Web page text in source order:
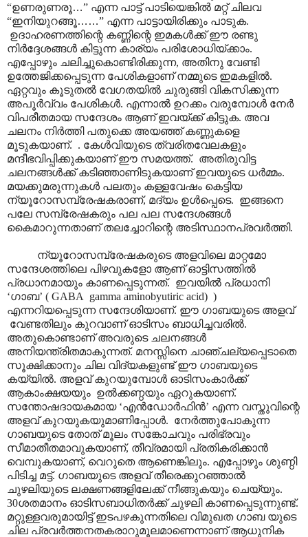
“ഉണരുണരൂ…” എന്ന പാട്ട് പാടിയെങ്കിൽ മറ്റ് ചിലവ
“ഇനിയുറങ്ങൂ……” എന്ന പാട്ടായിരിക്കും പാടുക.
ഉദാഹരണത്തിന്റെ കണ്ണിന്റെ ഇമകൾക്ക് ഈ രണ്ടു
നിർദ്ദേശങ്ങൾ കിട്ടുന്ന കാര്യം പരിശോധിയ്ക്കാം.
എപ്പോഴും ചലിച്ചുകൊണ്ടിരിക്കുന്ന, അതിനു വേണ്ടി
ഉത്തേജിക്കപ്പെടുന്ന പേശികളാണ് നമ്മുടെ ഇമകളിൽ.
ഏറ്റവും കൂടുതൽ വേഗതയിൽ ചുരുങ്ങി വികസിക്കുന്ന
അപൂർവ്വം പേശികൾ. എന്നാൽ ഉറക്കം വരുമ്പോൾ നേർ
വിപരീതമായ സന്ദേശം ആണ് ഇവയ്ക്ക് കിട്ടുക. അവ
ചലനം നിർത്തി പതുക്കെ അയഞ്ഞ് കണ്ണുകളെ
മൂടുകയാണ്. . കേൾവിയുടെ ത്വരിതവേലകളും
മന്ദീഭവിപ്പിക്കുകയാണ് ഈ സമയത്ത്. അതിരുവിട്ട
ചലനങ്ങൾക്ക് കടിഞ്ഞാണിടുകയാണ് ഇവയുടെ ധർമ്മം.
മയക്കുമരുന്നുകൾ പലതും കള്ളവേഷം കെട്ടിയ
ന്യൂറോസമ്പ്രേഷകരാണ്, മദ്യം ഉൾപ്പെടെ. ഇങ്ങനെ
പലേ സമ്പ്രേഷകരും പല പല സന്ദേശങ്ങൾ
കൈമാറുന്നതാണ് തലച്ചോറിന്റെ അടിസ്ഥാനപ്രവർത്തി.
ന്യൂറോസമ്പ്രേഷകരുടെ അളവിലെ മാറ്റമോ
സന്ദേശത്തിലെ പിഴവുകളോ ആണ് ഓട്ടിസത്തിൽ
പ്രധാനമായും കാണപ്പെടുന്നത്. ഇവയിൽ പ്രധാനി
‘ഗാബ’ ( GABA gamma aminobyutiric acid) )
എന്നറിയപ്പെടുന്ന സന്ദേശിയാണ്. ഈ ഗാബയുടെ അളവ്
വേണ്ടതിലും കുറവാണ് ഓടിസം ബാധിച്ചവരിൽ.
അതുകൊണ്ടാണ് അവരുടെ ചലനങ്ങൾ
അനിയന്ത്രിതമാകുന്നത്. മനസ്സിനെ ചാഞ്ചല്യപ്പെടാതെ
സൂക്ഷിക്കാനും ചില വിദ്യകളുണ്ട് ഈ ഗാബയുടെ
കയ്യിൽ. അളവ് കുറയുമ്പോൾ ഓടിസംകാർക്ക്
ആകാംക്ഷയയും ഉൽക്കണ്ഠയും ഏറുകയാണ്.
സന്തോഷദായകമായ ‘എൻഡോർഫിൻ’ എന്ന വസ്തുവിന്റെ
അളവ് കുറയുകയുമാണിപ്പോൾ. നേർത്തുപോകുന്ന
ഗാബയുടെ തോത് മൂലം സങ്കോചവും പരിഭ്രവും
സീമാതീതമാവുകയാണ്, തീവ്രമായി പ്രതികരിക്കാൻ
വെമ്പുകയാണ്, വെറുതെ ആണെങ്കിലും. എപ്പോഴും ശുണ്ഠി
പിടിച്ച മട്ട്. ഗാബയുടെ അളവ് തീരെക്കുറഞ്ഞാൽ
ചുഴലിയുടെ ലക്ഷണങ്ങളിലേക്ക് നീങ്ങുകയും ചെയ്യും.
30ശതമാനം ഓടിസബാധിതർക്ക് ചുഴലി കാണപ്പെടുന്നുണ്ട്.
മറ്റുള്ളവരുമായിട്ട് ഇടപഴകുന്നതിലെ വിമുഖത ഗാബ യുടെ
ചില പ്രവർത്തനതകരാറുമൂലമാണെന്നാണ് ആധുനിക